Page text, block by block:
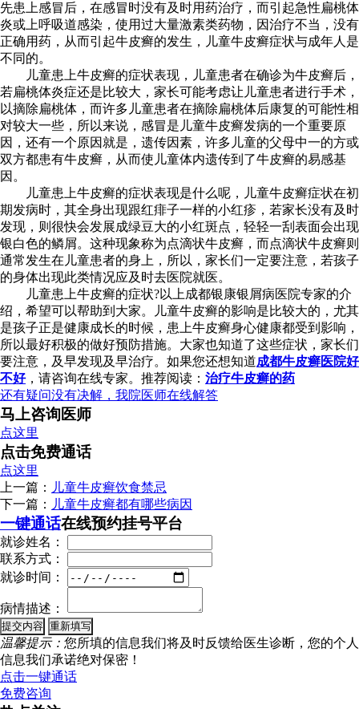
先患上感冒后，在感冒时没有及时用药治疗，而引起急性扁桃体
炎或上呼吸道感染，使用过大量激素类药物，因治疗不当，没有
正确用药，从而引起牛皮癣的发生，儿童牛皮癣症状与成年人是
不同的。
儿童患上牛皮癣的症状表现，儿童患者在确诊为牛皮癣后，
若扁桃体炎症还是比较大，家长可能考虑让儿童患者进行手术，
以摘除扁桃体，而许多儿童患者在摘除扁桃体后康复的可能性相
对较大一些，所以来说，感冒是儿童牛皮癣发病的一个重要原
因，还有一个原因就是，遗传因素，许多儿童的父母中一的方或
双方都患有牛皮癣，从而使儿童体内遗传到了牛皮癣的易感基
因。
儿童患上牛皮癣的症状表现是什么呢，儿童牛皮癣症状在初
期发病时，其全身出现跟红痱子一样的小红疹，若家长没有及时
发现，则很快会发展成绿豆大的小红斑点，轻轻一刮表面会出现
银白色的鳞屑。这种现象称为点滴状牛皮癣，而点滴状牛皮癣则
通常发生在儿童患者的身上，所以，家长们一定要注意，若孩子
的身体出现此类情况应及时去医院就医。
儿童患上牛皮癣的症状?以上成都银康银屑病医院专家的介
绍，希望可以帮助到大家。儿童牛皮癣的影响是比较大的，尤其
是孩子正是健康成长的时候，患上牛皮癣身心健康都受到影响，
所以最好积极的做好预防措施。大家也知道了这些症状，家长们
要注意，及早发现及早治疗。如果您还想知道成都牛皮癣医院好
不好，请咨询在线专家。推荐阅读： 治疗牛皮癣的药
还有疑问没有决解，我院医师在线解答
马上咨询医师
点这里
点击免费通话
点这里
上一篇：
儿童牛皮癣饮食禁忌
下一篇：
儿童牛皮癣都有哪些病因
一键通话在线预约挂号平台
就诊姓名：
联系方式：
就诊时间：
病情描述：
温馨提示： 您所填的信息我们将及时反馈给医生诊断，您的个人
信息我们承诺绝对保密！
点击一键通话
免费咨询